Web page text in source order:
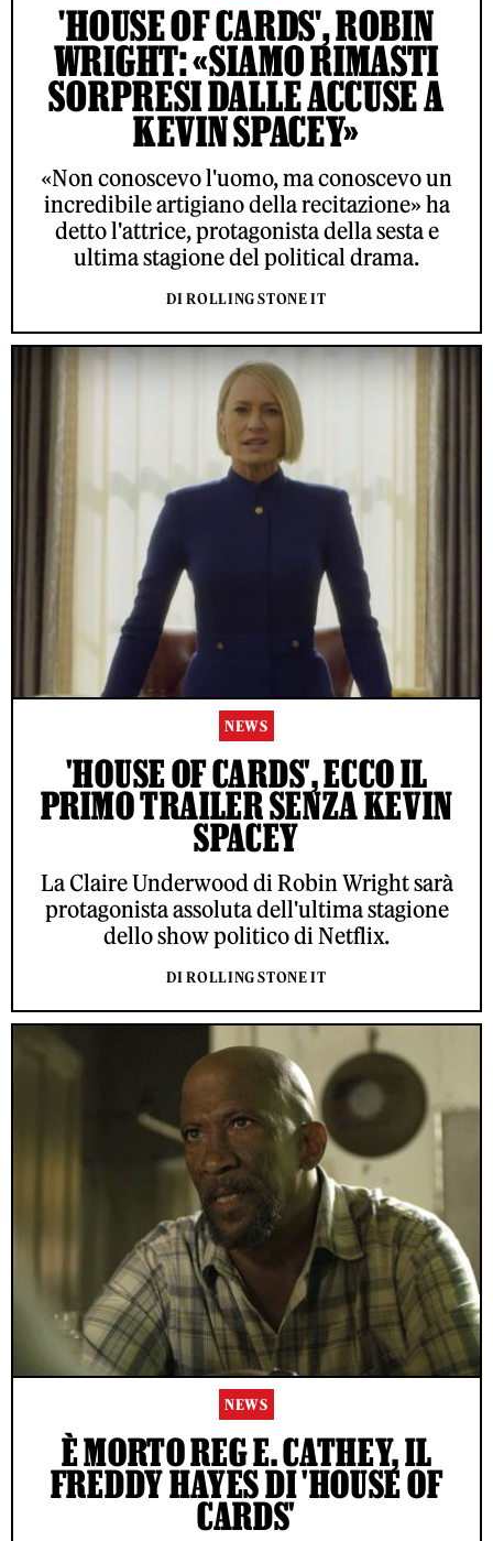
'HOUSE OF CARDS', ROBIN
WRIGHT: «SIAMO RIMASTI
SORPRESI DALLE ACCUSE A
KEVIN SPACEY»
«Non conoscevo l'uomo, ma conoscevo un
incredibile artigiano della recitazione» ha
detto l'attrice, protagonista della sesta e
ultima stagione del political drama.
DI ROLLING STONE IT
NEWS
'HOUSE OF CARDS', ECCO IL
PRIMO TRAILER SENZA KEVIN
SPACEY
La Claire Underwood di Robin Wright sarà
protagonista assoluta dell'ultima stagione
dello show politico di Netflix.
DI ROLLING STONE IT
NEWS
È MORTO REG E. CATHEY, IL
FREDDY HAYES DI 'HOUSE OF
CARDS'